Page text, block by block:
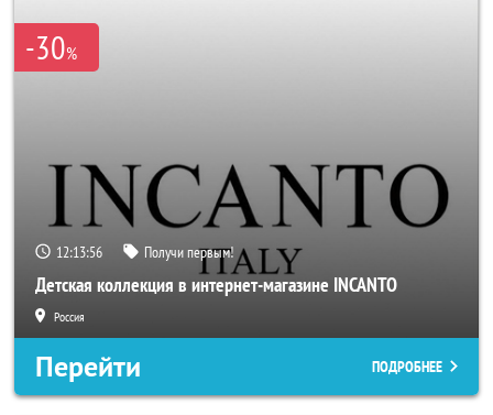
-30%
12:13:53 Получи первым!
Детская коллекция в интернет-магазине INCANTO
Россия
Перейти ПОДРОБНЕЕ